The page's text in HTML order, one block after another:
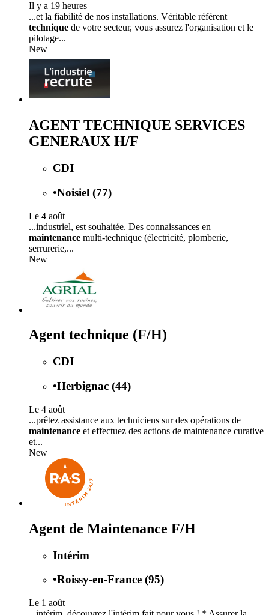
Il y a 19 heures
...et la fiabilité de nos installations. Véritable référent
technique de votre secteur, vous assurez l'organisation et le
pilotage...
New
AGENT TECHNIQUE SERVICES
GENERAUX H/F
CDI
•Noisiel (77)
Le 4 août
...industriel, est souhaitée. Des connaissances en
maintenance multi-technique (électricité, plomberie,
serrurerie,...
New
Agent technique (F/H)
CDI
•Herbignac (44)
Le 4 août
...prêtez assistance aux techniciens sur des opérations de
maintenance et effectuez des actions de maintenance curative
et...
New
Agent de Maintenance F/H
Intérim
•Roissy-en-France (95)
Le 1 août